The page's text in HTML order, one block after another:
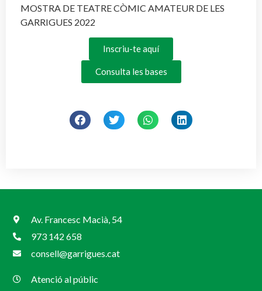
MOSTRA DE TEATRE CÒMIC AMATEUR DE LES
GARRIGUES 2022
Inscriu-te aquí
Consulta les bases
Av. Francesc Macià, 54
973 142 658
consell@garrigues.cat
Atenció al públic